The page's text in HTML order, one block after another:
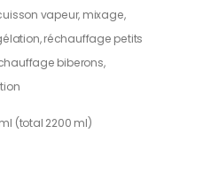
vapeur, mixage,
réchauffage petits
biberons,
ml (total 2200 ml)